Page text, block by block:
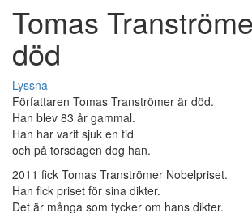
Tomas
död
Lyssna
Författaren Tomas Tranströmer är död.
Han blev 83 år gammal.
Han har varit sjuk en tid
och på torsdagen dog han.
2011 fick Tomas Tranströmer Nobelpriset.
Han fick priset för sina dikter.
Det är många som tycker om hans dikter.